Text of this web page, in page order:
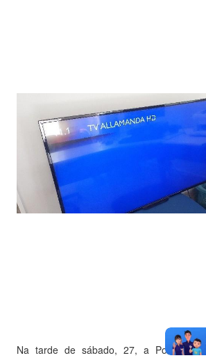
Na tarde de sábado, 27, a Polícia